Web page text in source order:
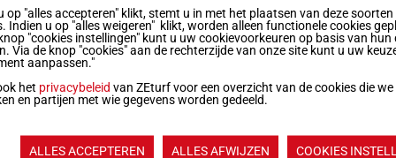
(21) 8p 15p 3p 9p 8p 6p 5p 5p
2p 2p (21) 9p 12p 9p 1
(21) 7p 12p 5p 5p 3
op "alles accepteren" klikt, stemt u in met het plaatsen van deze soorten
Indien u op "alles weigeren" klikt, worden alleen functionele cookies
"cookies instellingen" kunt u uw cookievoorkeuren op basis van hun
Via de knop "cookies" aan de rechterzijde van onze site kunt u uw
aanpassen."
het privacybeleid van ZEturf voor een overzicht van de cookies die we
en partijen met wie gegevens worden gedeeld.
ALLES ACCEPTEREN ALLES AFWIJZEN COOKIES